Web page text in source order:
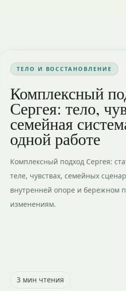
ТЕЛО И ВОССТАНОВЛЕНИЕ
Комплексный
Сергея: тело,
семейная
одной работе
Комплексный подход Сергея:
теле, чувствах, семейных
внутренней опоре и бережном
изменениям.
3мин чтения